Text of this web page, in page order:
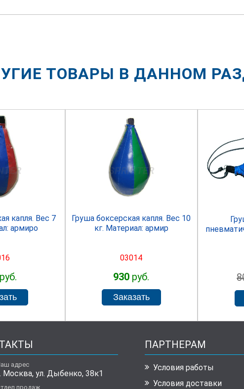
ТОВАРЫ В ДАННОМ
капля. Вес 7
армиро
SPRINTER
Груша боксерская капля. Вес 10
кг. Материал: армир
03014
930 руб.
адрес
Москва, ул. Дыбенко, 38к1
продаж
ПАРТНЕРАМ
Условия работы
Условия доставки